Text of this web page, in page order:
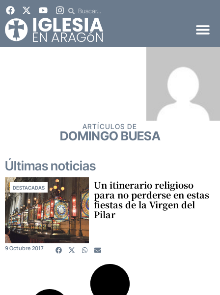
ARTÍCULOS DE
DOMINGO BUESA
Últimas noticias
DESTACADAS Un itinerario religioso
para no perderse en estas
fiestas de la Virgen del
Pilar
9 Octubre 2017